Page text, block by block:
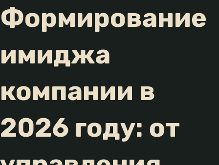
Формирование
имиджа
компании в
2026 году: от